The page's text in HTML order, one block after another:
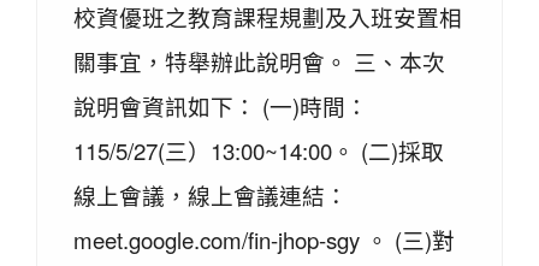
校資優班之教育課程規劃及入班安置相
關事宜，特舉辦此說明會。 三、本次
說明會資訊如下： (一)時間：
115/5/27(三）13:00~14:00。 (二)採取
線上會議，線上會議連結：
meet.google.com/fin-jhop-sgy 。 (三)對